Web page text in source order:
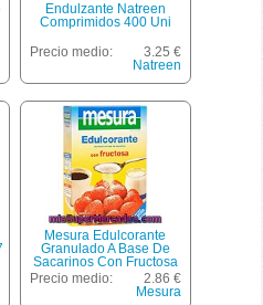
Endulzante Natreen
Comprimidos 400 Uni
Precio medio:
3.25 €
Natreen
Mesura Edulcorante
Granulado A Base De
Sacarinos Con Fructosa
Envase 250 G
Precio medio:
2.86 €
Mesura